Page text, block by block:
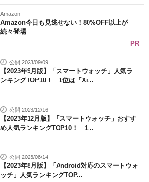
Amazon
Amazon今日も見逃せない！80%OFF以上が
続々登場
PR
公開 2023/09/09
【2023年9月版】「スマートウォッチ」人気ラ
ンキングTOP10！ 1位は「Xi...
公開 2023/12/16
【2023年12月版】「スマートウォッチ」おすす
め人気ランキングTOP10！ 1...
公開 2023/08/14
【2023年8月版】「Android対応のスマートウォ
ッチ」人気ランキングTOP...